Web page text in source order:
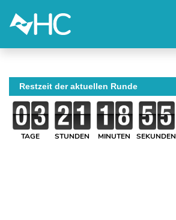
Restzeit der aktuellen Runde
TAGE STUNDEN MINUTEN SEKUNDEN